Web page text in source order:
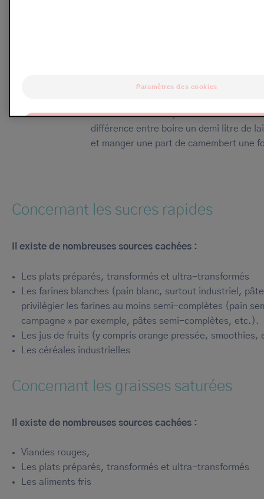
Vouloir aller trop vite dans le
Vouloir arrêter complètement ces
différence entre boire un demi litre de
et manger une part de camembert une
Concernant les sucres rapides
Il existe de nombreuses sources cachées :
Les plats préparés, transformés et ultra-transformés
Les farines blanches (pain blanc, surtout industriel,
privilégier les farines au moins semi-complètes (pain
campagne » par exemple, pâtes semi-complètes, etc.).
Les jus de fruits (y compris orange pressée, smoothies,
Les céréales industrielles
Concernant les graisses saturées
Il existe de nombreuses sources cachées :
Viandes rouges,
Les plats préparés, transformés et ultra-transformés
Les aliments fris
Paramètres des cookies
Uniquement les essentiels
OK